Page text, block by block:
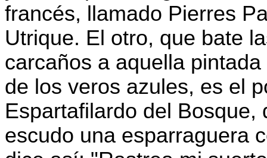
francés, llamado Pierres
Utrique. El otro, que bate
carcaños a aquella
de los veros azules, es el
Espartafilardo del
escudo una esparraguera